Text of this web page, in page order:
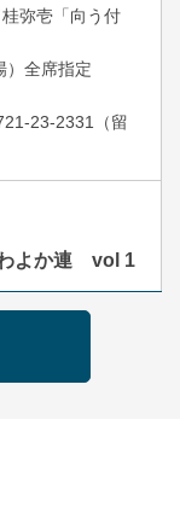
弥壱「向う付
）全席指定
23-2331（留
よか連 vol 1
）